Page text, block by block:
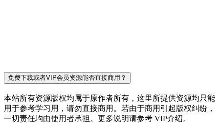
免费下载或者VIP会员资源能否直接商用？
本站所有资源版权均属于原作者所有，这里所提供资源均只能
用于参考学习用，请勿直接商用。若由于商用引起版权纠纷，
一切责任均由使用者承担。更多说明请参考 VIP介绍。